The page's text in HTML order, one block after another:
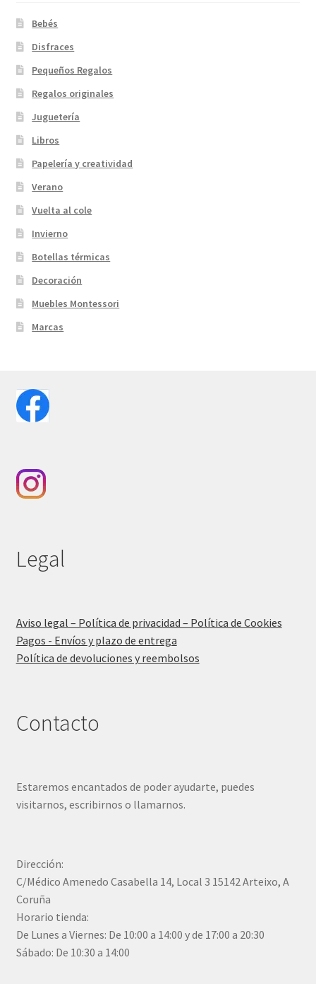
Bebés
Disfraces
Pequeños Regalos
Regalos originales
Juguetería
Libros
Papelería y creatividad
Verano
Vuelta al cole
Invierno
Botellas térmicas
Decoración
Muebles Montessori
Marcas
Legal
Aviso legal – Política de privacidad – Política de Cookies
Pagos - Envíos y plazo de entrega
Política de devoluciones y reembolsos
Contacto
Estaremos encantados de poder ayudarte, puedes
visitarnos, escribirnos o llamarnos.
Dirección:
C/Médico Amenedo Casabella 14, Local 3 15142 Arteixo, A
Coruña
Horario tienda:
De Lunes a Viernes: De 10:00 a 14:00 y de 17:00 a 20:30
Sábado: De 10:30 a 14:00